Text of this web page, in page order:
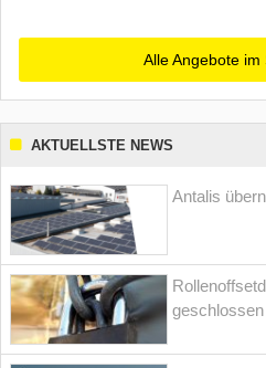
Alle Angebote im
AKTUELLSTE NEWS
Antalis
geschlossen